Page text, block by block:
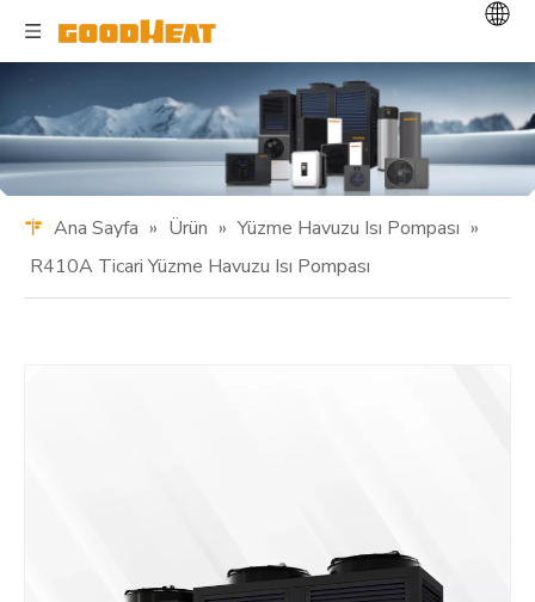
Ana Sayfa » Ürün » Yüzme Havuzu Isı Pompası »
R410A Ticari Yüzme Havuzu Isı Pompası